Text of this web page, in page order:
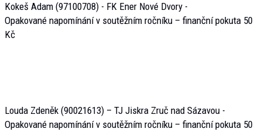
Kokeš Adam (97100708) - FK Ener Nové Dvory -
Opakované napomínání v soutěžním ročníku – finanční pokuta 50
Kč
Louda Zdeněk (90021613) – TJ Jiskra Zruč nad Sázavou -
Opakované napomínání v soutěžním ročníku – finanční pokuta 50